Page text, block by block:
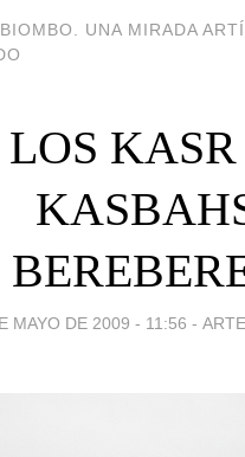
UNA MIRADA
LOS
MAYO DE 2009 - 11:56 -